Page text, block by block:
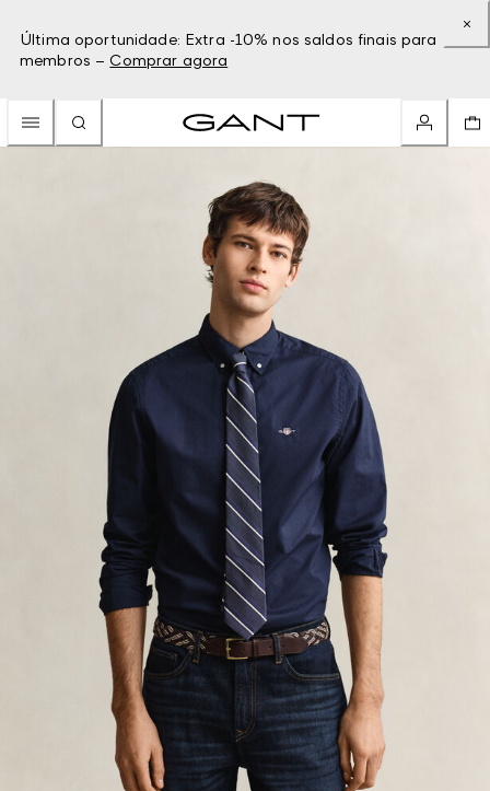
Última oportunidade: Extra -10% nos saldos finais para
membros – Comprar agora